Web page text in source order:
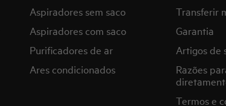
Aspiradores sem saco
Aspiradores com saco
Purificadores de ar
Ares condicionados
Transferir
Garantia
Artigos de
Razões
Termos e